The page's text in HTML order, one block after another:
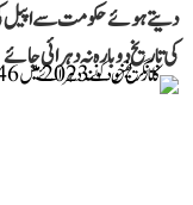
دیتے ہوئے حکومت سے اپیل کی
کی تاریخ دوبارہ نہ دہرائی جائے